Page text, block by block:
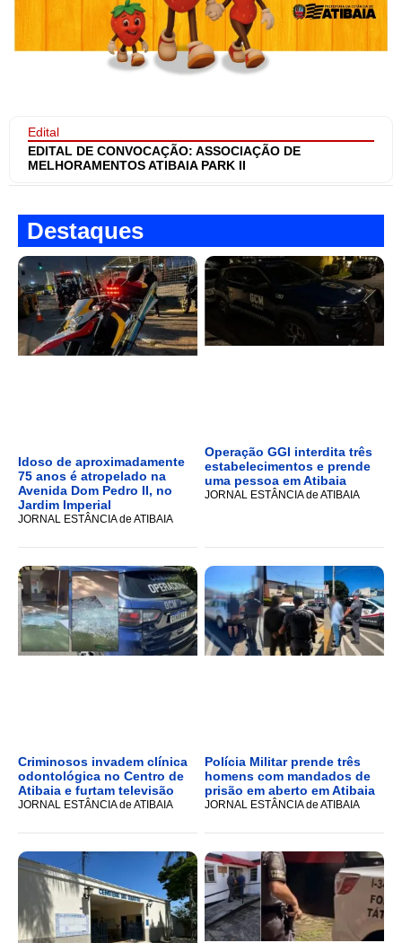
Edital
EDITAL DE CONVOCAÇÃO: ASSOCIAÇÃO DE
MELHORAMENTOS ATIBAIA PARK II
Destaques
Idoso de aproximadamente
75 anos é atropelado na
Avenida Dom Pedro II, no
Jardim Imperial
JORNAL ESTÂNCIA de ATIBAIA
Operação GGI interdita três
estabelecimentos e prende
uma pessoa em Atibaia
JORNAL ESTÂNCIA de ATIBAIA
Criminosos invadem clínica
odontológica no Centro de
Atibaia e furtam televisão
JORNAL ESTÂNCIA de ATIBAIA
Polícia Militar prende três
homens com mandados de
prisão em aberto em Atibaia
JORNAL ESTÂNCIA de ATIBAIA